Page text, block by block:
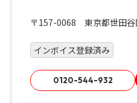
〒157-0068 東京都世田
インボイス登録済み
0120-544-932